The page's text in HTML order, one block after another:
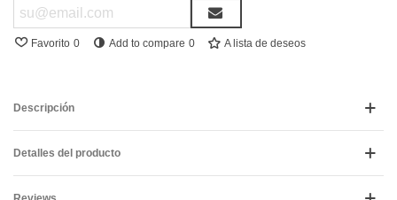
Favorito 0 Add to compare 0 A lista de deseos
Descripción
Detalles del producto